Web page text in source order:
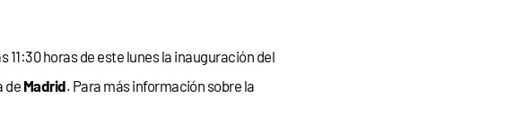
11:30 horas de este lunes la inauguración del
de Madrid. Para más información sobre la